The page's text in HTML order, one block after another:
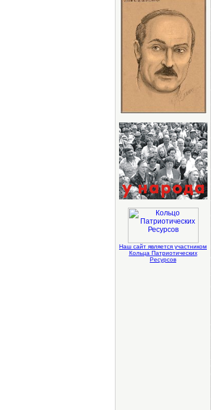
Наш сайт является участником
Кольца Патриотических
Ресурсов